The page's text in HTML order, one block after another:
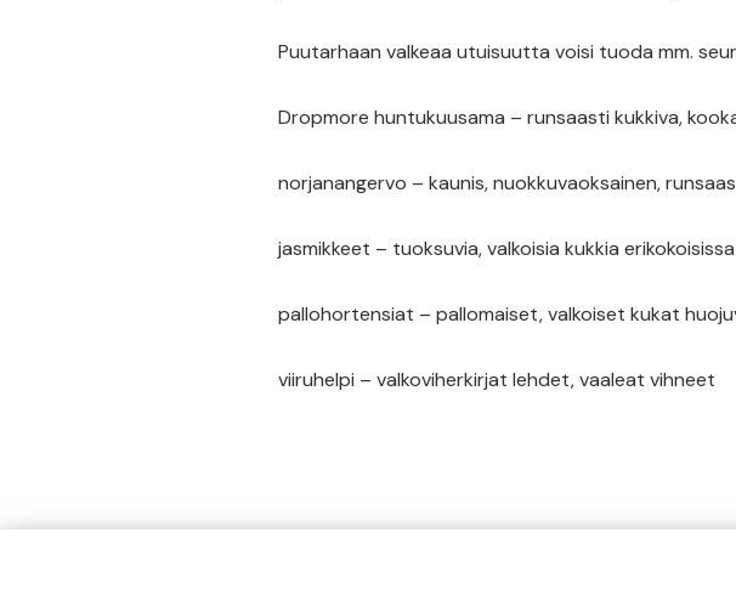
Puutarhaan valkeaa utuisuutta voisi tuoda mm.
Dropmore huntukuusama – runsaasti kukkiva,
norjanangervo – kaunis, nuokkuvaoksainen,
jasmikkeet – tuoksuvia, valkoisia kukkia
pallohortensiat – pallomaiset, valkoiset kukat
viiruhelpi – valkoviherkirjat lehdet, vaaleat vihneet